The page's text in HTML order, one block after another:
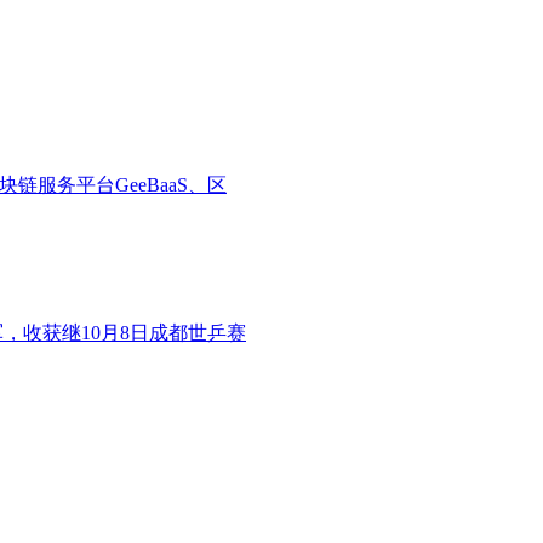
链服务平台GeeBaaS、区
收获继10月8日成都世乒赛